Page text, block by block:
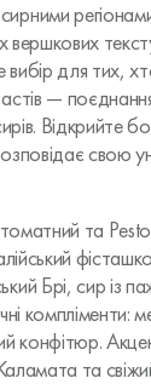
вершкових
вибір для тих,
—
Відкрийте
свою
та
Брі, сир із
компліменти:
конфітюр.
та